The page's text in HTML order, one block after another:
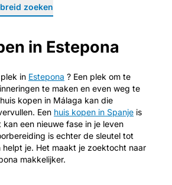
zoeken
in Estepona
in Estepona ? Een plek om te
te maken en even weg te
kopen in Málaga kan die
Een huis kopen in Spanje is
een nieuwe fase in je leven
is echter de sleutel tot
je. Het maakt je zoektocht naar
makkelijker.